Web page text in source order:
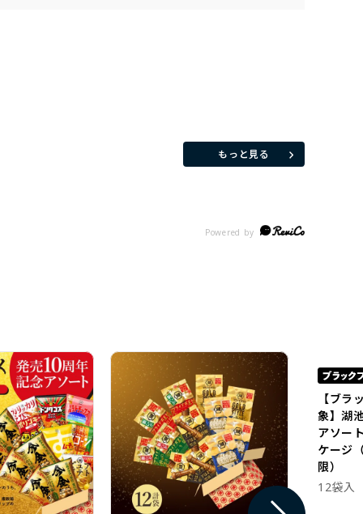
もっと見る
【ブラ
象】湖
アソー
ケージ
限）
12袋入